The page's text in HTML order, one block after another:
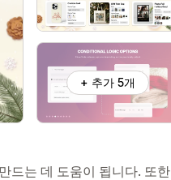
+ 추가 5개
드는 데 도움이 됩니다. 또한